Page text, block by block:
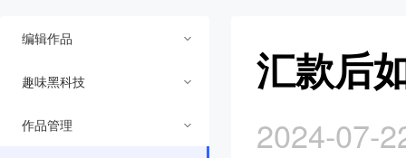
编辑作品
常用功能
装饰模块
趣味黑科技
视觉黑科技
作品管理
汇款后
2024-07-